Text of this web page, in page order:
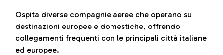
Ospita diverse compagnie aeree che operano su
destinazioni europee e domestiche, offrendo
collegamenti frequenti con le principali città italiane
ed europee.